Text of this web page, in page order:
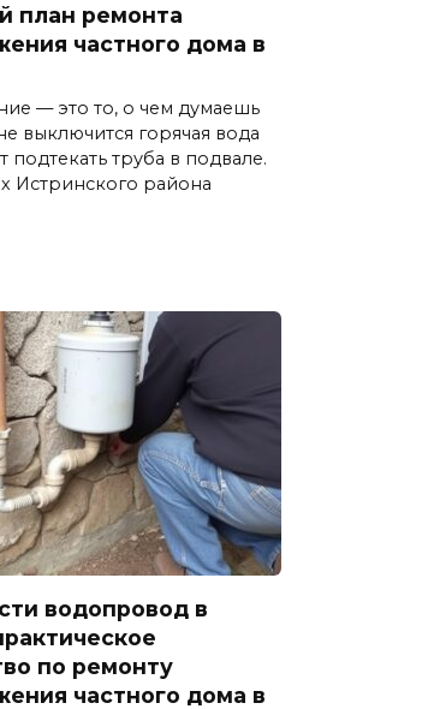
план ремонта
частного дома в
— это то, о чем думаешь
выключится горячая вода
подтекать труба в подвале.
Истринского района
водопровод в
по ремонту
частного дома в